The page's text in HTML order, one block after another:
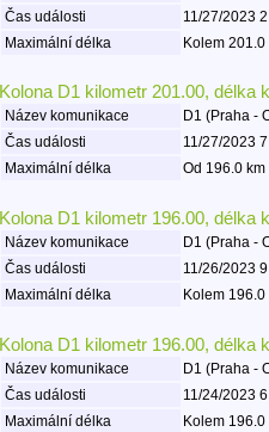
Čas události
11/27/2023
Maximální délka
Kolem
Kolona D1 kilometr 201.00, délka
Název komunikace
D1 (Praha -
Čas události
11/27/2023
Maximální délka
Od 196.0
Kolona D1 kilometr 196.00, délka
Název komunikace
D1 (Praha -
Čas události
11/26/2023
Maximální délka
Kolem
Kolona D1 kilometr 196.00, délka
Název komunikace
D1 (Praha -
Čas události
11/24/2023
Maximální délka
Kolem